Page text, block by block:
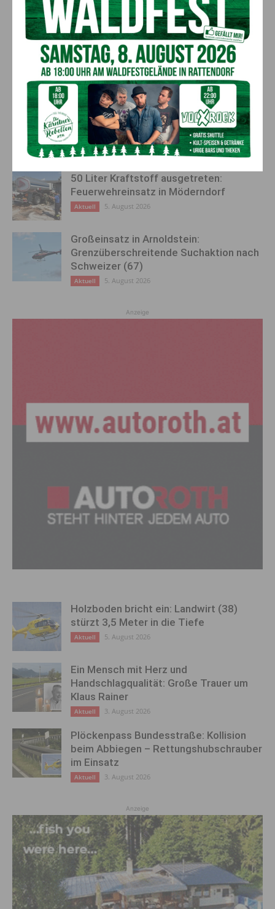
Lawinenverbauung macht im
Lesachtal ausgezeichnete
Fortschritte
kommen werden vom Land
beim Home-Schooling
unterstützt!
AKTUELLES
Kirchtag in St. Lorenzen
Aktuell 6. August 2026
50 Liter Kraftstoff ausgetreten:
Feuerwehreinsatz in Möderndorf
Aktuell 5. August 2026
Großeinsatz in Arnoldstein:
Grenzüberschreitende Suchaktion nach
Schweizer (67)
Aktuell 5. August 2026
Anzeige
Holzboden bricht ein: Landwirt (38)
stürzt 3,5 Meter in die Tiefe
Aktuell 5. August 2026
Ein Mensch mit Herz und
Handschlagqualität: Große Trauer um
Klaus Rainer
Aktuell 3. August 2026
Plöckenpass Bundesstraße: Kollision
beim Abbiegen – Rettungshubschrauber
im Einsatz
Aktuell 3. August 2026
Anzeige